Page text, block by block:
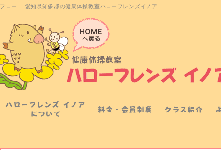
フロー ｜愛知県知多郡の健康体操教室ハローフレンズイノア
ハローフレンズ イノア
について
料金・会員制度 クラス紹介